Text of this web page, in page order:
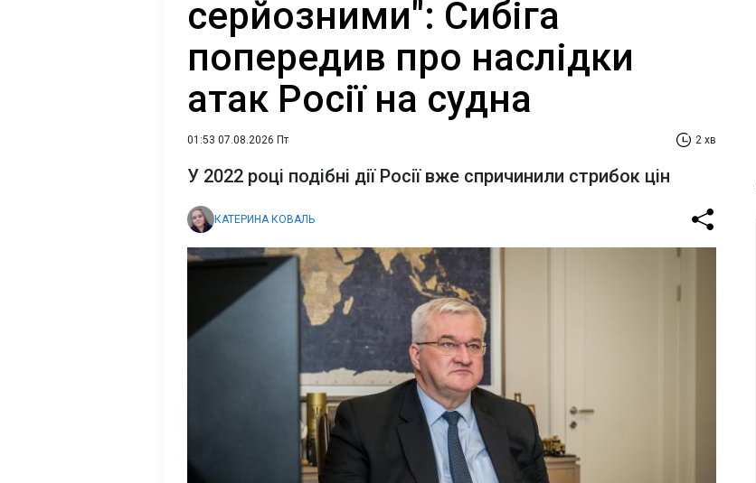
серйозними": Сибіга
попередив про наслідки
атак Росії на судна
01:53 07.08.2026 Пт 2 хв
У 2022 році подібні дії Росії вже спричинили стрибок цін
КАТЕРИНА КОВАЛЬ